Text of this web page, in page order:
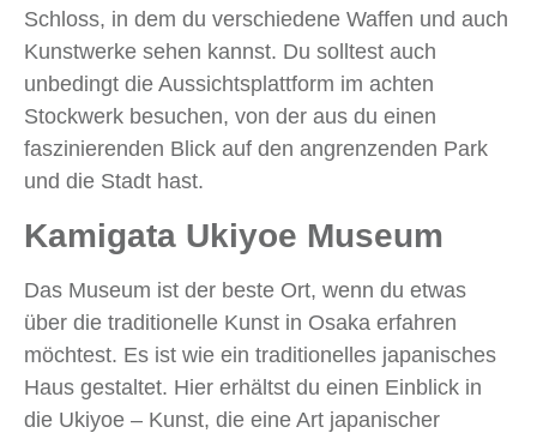
Schloss, in dem du verschiedene Waffen und auch
Kunstwerke sehen kannst. Du solltest auch
unbedingt die Aussichtsplattform im achten
Stockwerk besuchen, von der aus du einen
faszinierenden Blick auf den angrenzenden Park
und die Stadt hast.
Kamigata Ukiyoe Museum
Das Museum ist der beste Ort, wenn du etwas
über die traditionelle Kunst in Osaka erfahren
möchtest. Es ist wie ein traditionelles japanisches
Haus gestaltet. Hier erhältst du einen Einblick in
die Ukiyoe – Kunst, die eine Art japanischer